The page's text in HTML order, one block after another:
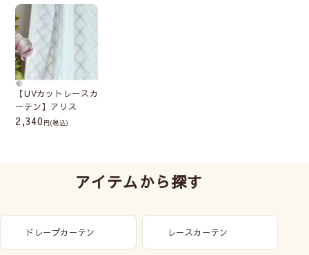
【UVカットレースカ
ーテン】アリス
2,340 (税込)
アイテムから探す
ドレープカーテン レースカーテン